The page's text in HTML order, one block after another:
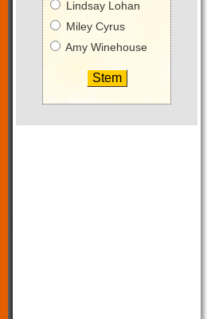
Lindsay Lohan
Miley Cyrus
Amy Winehouse